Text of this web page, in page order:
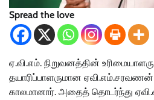
Spread the love
ஏ.வி.எம். நிறுவனத்தின்
தயாரிப்பாளருமான ஏவி.எம்.சரவணன்
காலமானார். அதைத் தொடர்ந்து